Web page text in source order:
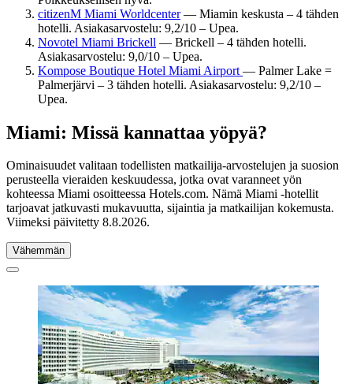
citizenM Miami Worldcenter— Miamin keskusta – 4 tähden
hotelli. Asiakasarvostelu: 9,2/10 – Upea.
Novotel Miami Brickell — Brickell – 4 tähden hotelli.
Asiakasarvostelu: 9,0/10 – Upea.
Kompose Boutique Hotel Miami Airport — Palmer Lake =
Palmerjärvi – 3 tähden hotelli. Asiakasarvostelu: 9,2/10 –
Upea.
Miami: Missä kannattaa yöpyä?
Ominaisuudet valitaan todellisten matkailija-arvostelujen ja suosion
perusteella vieraiden keskuudessa, jotka ovat varanneet yön
kohteessa Miami osoitteessa Hotels.com. Nämä Miami -hotellit
tarjoavat jatkuvasti mukavuutta, sijaintia ja matkailijan kokemusta.
Viimeksi päivitetty 8.8.2026.
Vähemmän